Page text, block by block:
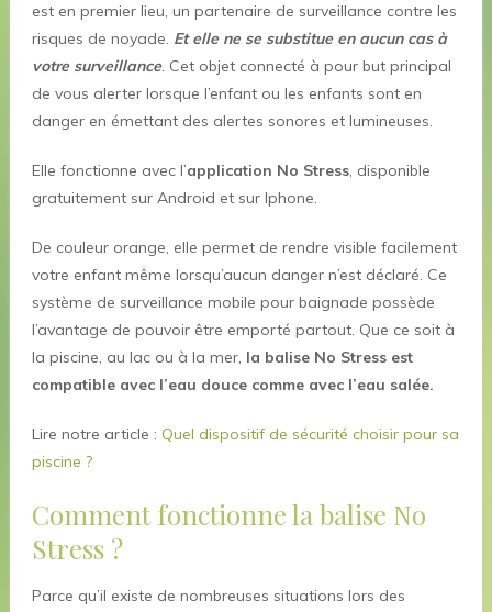
est en premier lieu, un partenaire de surveillance contre les
risques de noyade. Et elle ne se substitue en aucun cas à
votre surveillance. Cet objet connecté à pour but principal
de vous alerter lorsque l’enfant ou les enfants sont en
danger en émettant des alertes sonores et lumineuses.
Elle fonctionne avec l’application No Stress, disponible
gratuitement sur Android et sur Iphone.
De couleur orange, elle permet de rendre visible facilement
votre enfant même lorsqu’aucun danger n’est déclaré. Ce
système de surveillance mobile pour baignade possède
l’avantage de pouvoir être emporté partout. Que ce soit à
la piscine, au lac ou à la mer, la balise No Stress est
compatible avec l’eau douce comme avec l’eau salée.
Lire notre article : Quel dispositif de sécurité choisir pour sa
piscine ?
Comment fonctionne la balise No
Stress ?
Parce qu’il existe de nombreuses situations lors des